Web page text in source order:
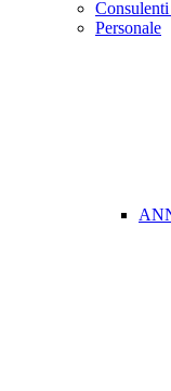
Personale